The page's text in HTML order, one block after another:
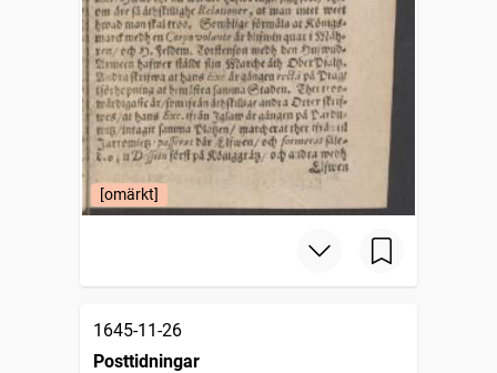
[omärkt]
1645-11-26
Posttidningar